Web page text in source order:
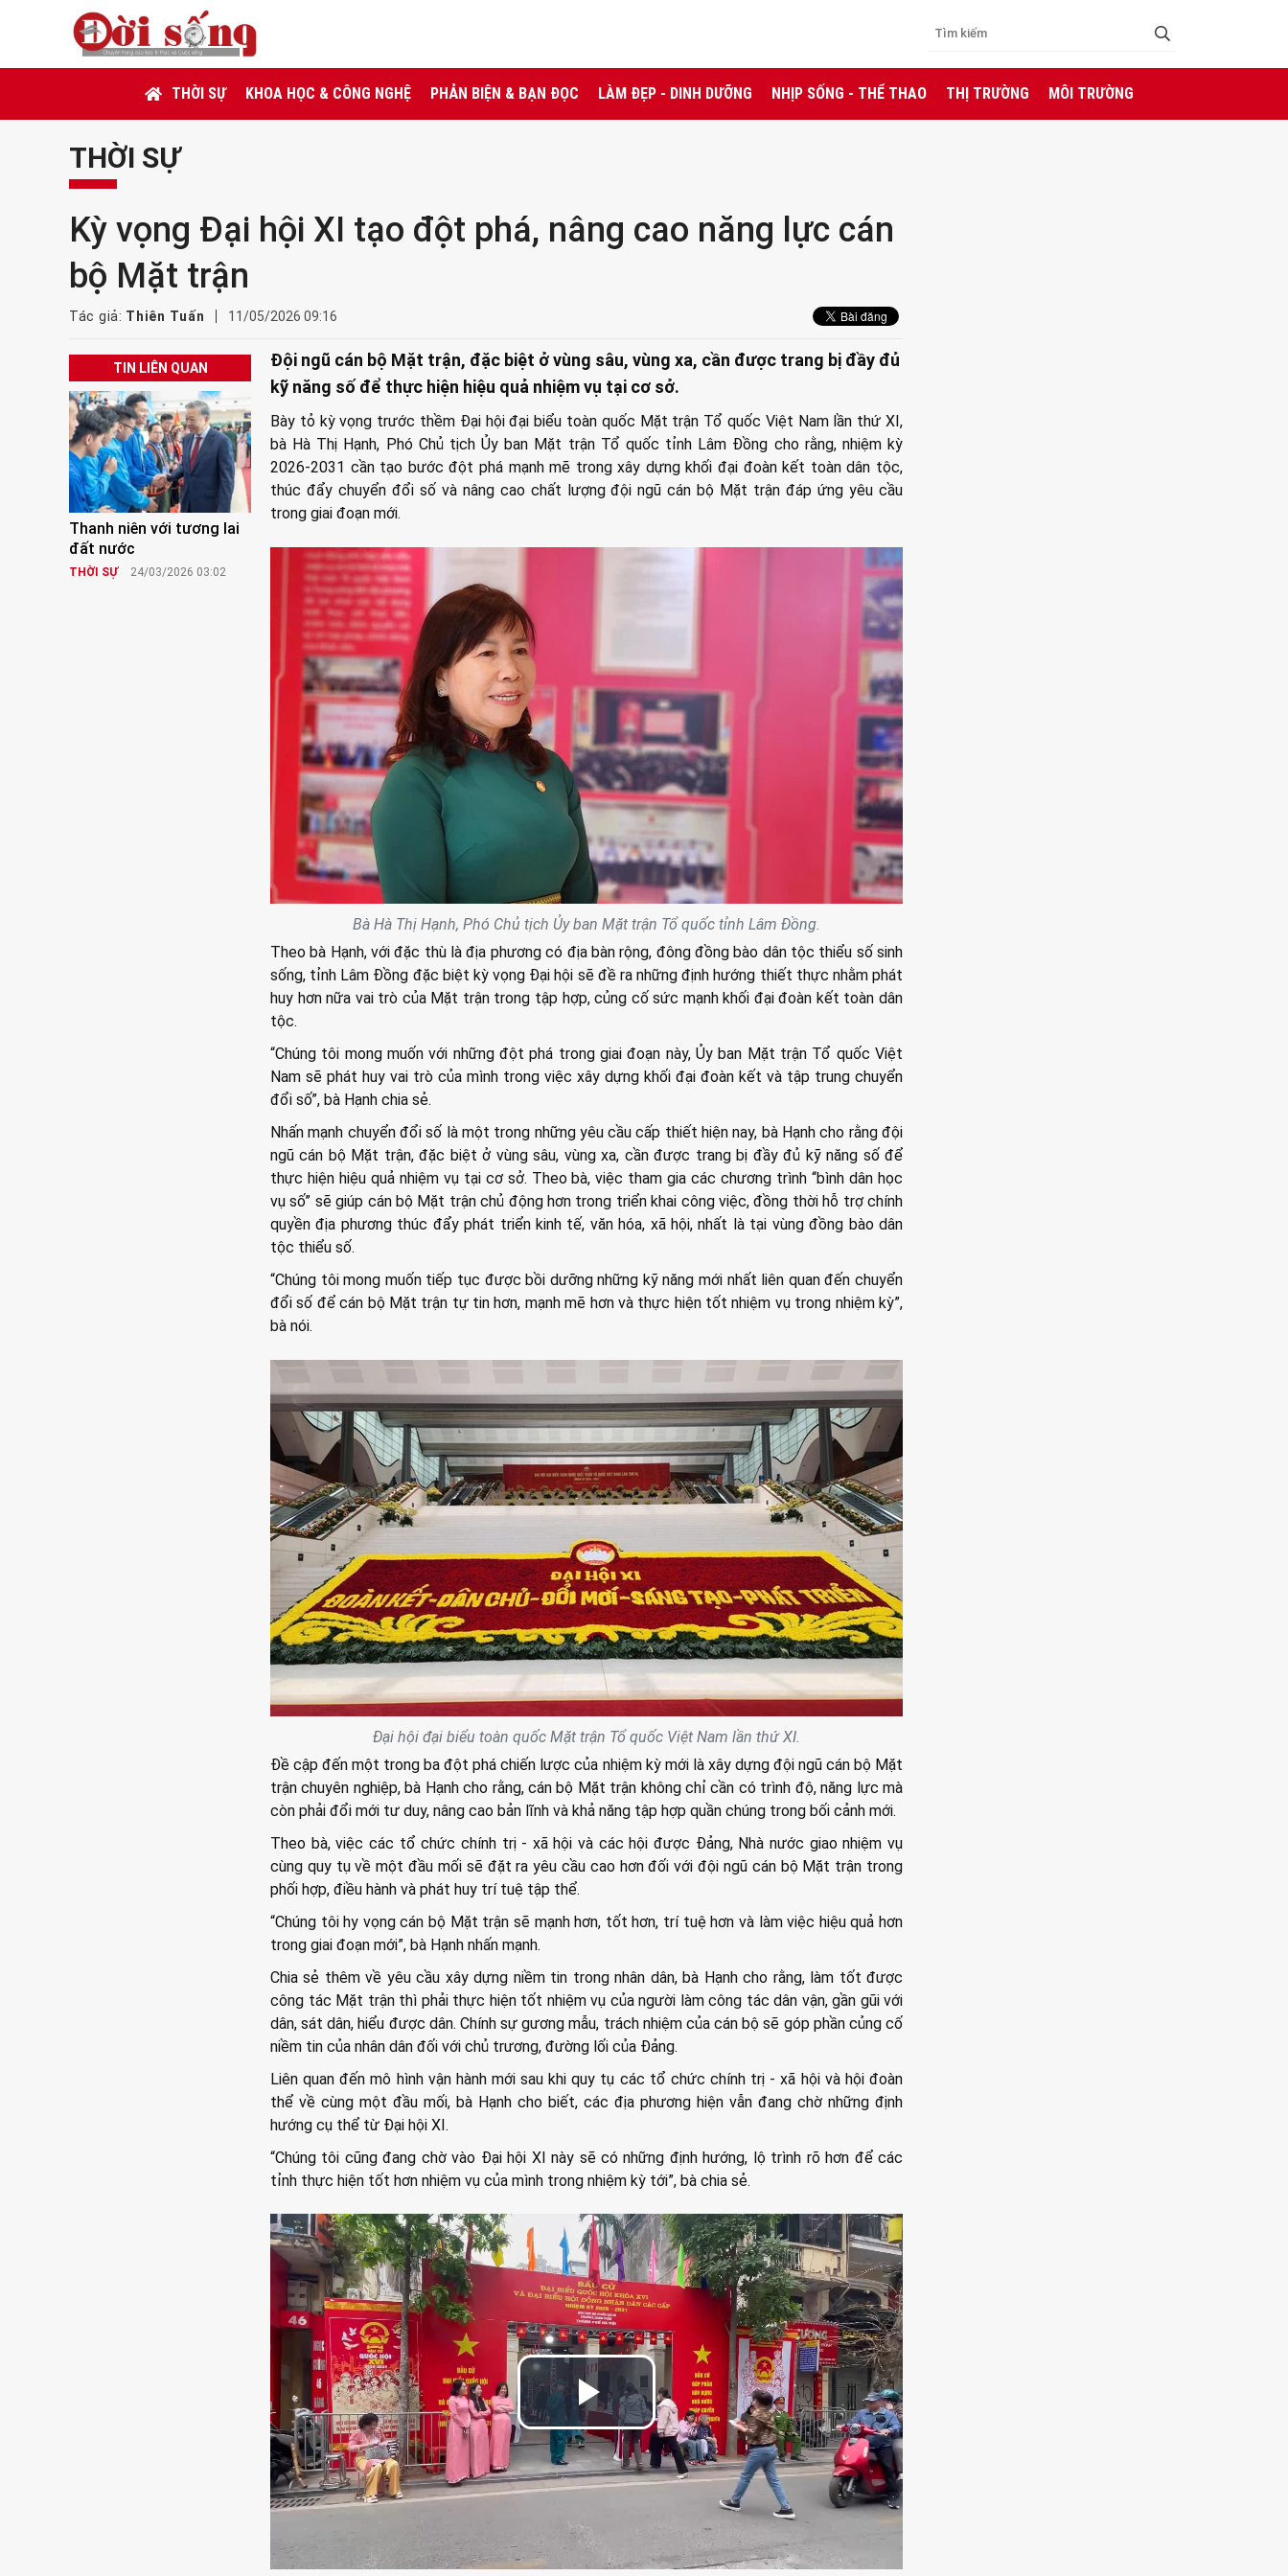
THỜI SỰ KHOA HỌC & CÔNG NGHỆ PHẢN BIỆN & BẠN ĐỌC LÀM ĐẸP - DINH DƯỠNG NHỊP SỐNG - THỂ THAO THỊ TRƯỜNG MÔI TRƯỜNG
THỜI SỰ
Kỳ vọng Đại hội XI tạo đột phá, nâng cao năng lực cán
bộ Mặt trận
Tác giả: Thiên Tuấn 11/05/2026 09:16
TIN LIÊN QUAN
Thanh niên với tương lai
đất nước
THỜI SỰ 24/03/2026 03:02
Đội ngũ cán bộ Mặt trận, đặc biệt ở vùng sâu, vùng xa, cần được trang bị đầy đủ
kỹ năng số để thực hiện hiệu quả nhiệm vụ tại cơ sở.
Bày tỏ kỳ vọng trước thềm Đại hội đại biểu toàn quốc Mặt trận Tổ quốc Việt Nam lần thứ XI,
bà Hà Thị Hạnh, Phó Chủ tịch Ủy ban Mặt trận Tổ quốc tỉnh Lâm Đồng cho rằng, nhiệm kỳ
2026-2031 cần tạo bước đột phá mạnh mẽ trong xây dựng khối đại đoàn kết toàn dân tộc,
thúc đẩy chuyển đổi số và nâng cao chất lượng đội ngũ cán bộ Mặt trận đáp ứng yêu cầu
trong giai đoạn mới.
Bà Hà Thị Hạnh, Phó Chủ tịch Ủy ban Mặt trận Tổ quốc tỉnh Lâm Đồng.
Theo bà Hạnh, với đặc thù là địa phương có địa bàn rộng, đông đồng bào dân tộc thiểu số sinh
sống, tỉnh Lâm Đồng đặc biệt kỳ vọng Đại hội sẽ đề ra những định hướng thiết thực nhằm phát
huy hơn nữa vai trò của Mặt trận trong tập hợp, củng cố sức mạnh khối đại đoàn kết toàn dân
tộc.
“Chúng tôi mong muốn với những đột phá trong giai đoạn này, Ủy ban Mặt trận Tổ quốc Việt
Nam sẽ phát huy vai trò của mình trong việc xây dựng khối đại đoàn kết và tập trung chuyển
đổi số”, bà Hạnh chia sẻ.
Nhấn mạnh chuyển đổi số là một trong những yêu cầu cấp thiết hiện nay, bà Hạnh cho rằng đội
ngũ cán bộ Mặt trận, đặc biệt ở vùng sâu, vùng xa, cần được trang bị đầy đủ kỹ năng số để
thực hiện hiệu quả nhiệm vụ tại cơ sở. Theo bà, việc tham gia các chương trình “bình dân học
vụ số” sẽ giúp cán bộ Mặt trận chủ động hơn trong triển khai công việc, đồng thời hỗ trợ chính
quyền địa phương thúc đẩy phát triển kinh tế, văn hóa, xã hội, nhất là tại vùng đồng bào dân
tộc thiểu số.
“Chúng tôi mong muốn tiếp tục được bồi dưỡng những kỹ năng mới nhất liên quan đến chuyển
đổi số để cán bộ Mặt trận tự tin hơn, mạnh mẽ hơn và thực hiện tốt nhiệm vụ trong nhiệm kỳ”,
bà nói.
Đại hội đại biểu toàn quốc Mặt trận Tổ quốc Việt Nam lần thứ XI.
Đề cập đến một trong ba đột phá chiến lược của nhiệm kỳ mới là xây dựng đội ngũ cán bộ Mặt
trận chuyên nghiệp, bà Hạnh cho rằng, cán bộ Mặt trận không chỉ cần có trình độ, năng lực mà
còn phải đổi mới tư duy, nâng cao bản lĩnh và khả năng tập hợp quần chúng trong bối cảnh mới.
Theo bà, việc các tổ chức chính trị - xã hội và các hội được Đảng, Nhà nước giao nhiệm vụ
cùng quy tụ về một đầu mối sẽ đặt ra yêu cầu cao hơn đối với đội ngũ cán bộ Mặt trận trong
phối hợp, điều hành và phát huy trí tuệ tập thể.
“Chúng tôi hy vọng cán bộ Mặt trận sẽ mạnh hơn, tốt hơn, trí tuệ hơn và làm việc hiệu quả hơn
trong giai đoạn mới”, bà Hạnh nhấn mạnh.
Chia sẻ thêm về yêu cầu xây dựng niềm tin trong nhân dân, bà Hạnh cho rằng, làm tốt được
công tác Mặt trận thì phải thực hiện tốt nhiệm vụ của người làm công tác dân vận, gần gũi với
dân, sát dân, hiểu được dân. Chính sự gương mẫu, trách nhiệm của cán bộ sẽ góp phần củng cố
niềm tin của nhân dân đối với chủ trương, đường lối của Đảng.
Liên quan đến mô hình vận hành mới sau khi quy tụ các tổ chức chính trị - xã hội và hội đoàn
thể về cùng một đầu mối, bà Hạnh cho biết, các địa phương hiện vẫn đang chờ những định
hướng cụ thể từ Đại hội XI.
“Chúng tôi cũng đang chờ vào Đại hội XI này sẽ có những định hướng, lộ trình rõ hơn để các
tỉnh thực hiện tốt hơn nhiệm vụ của mình trong nhiệm kỳ tới”, bà chia sẻ.
Play
Video